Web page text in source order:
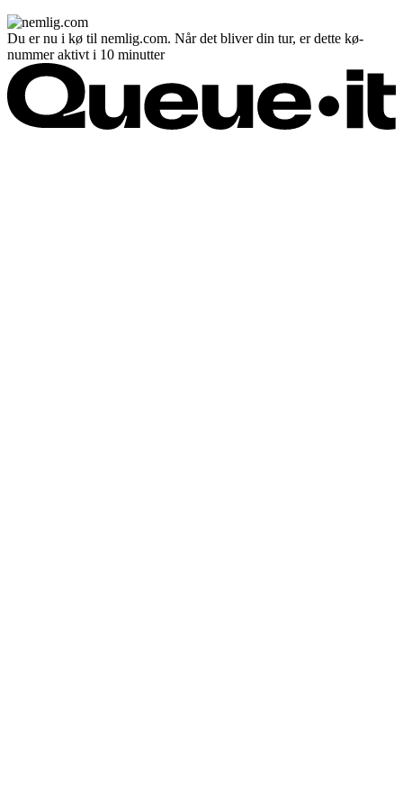
Du er nu i kø til nemlig.com. Når det bliver din tur, er dette kø-
nummer aktivt i 10 minutter